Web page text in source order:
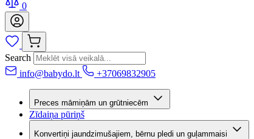
0
Search
info@babydo.lt
+37069832905
Preces māmiņām un grūtniecēm
Zīdaiņa pūriņš
Konvertiņi jaundzimušajiem, bērnu pledi un guļammaisi